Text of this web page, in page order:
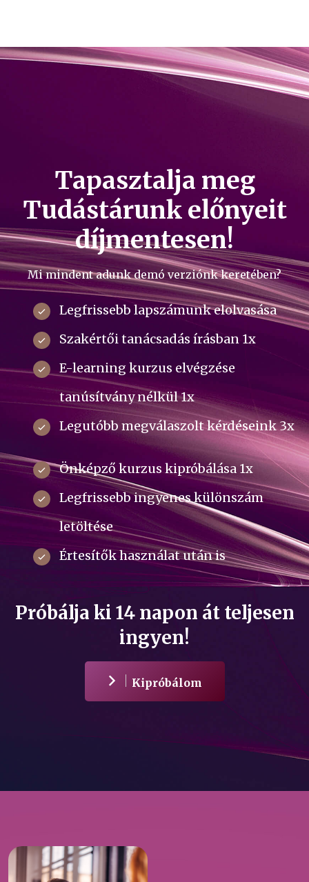
Tapasztalja meg
Tudástárunk előnyeit
díjmentesen!
Mi mindent adunk demó verziónk keretében?
Legfrissebb lapszámunk elolvasása
Szakértői tanácsadás írásban 1x
E-learning kurzus elvégzése
tanúsítvány nélkül 1x
Legutóbb megválaszolt kérdéseink 3x
Önképző kurzus kipróbálása 1x
Legfrissebb ingyenes különszám
letöltése
Értesítők használat után is
Próbálja ki 14 napon át teljesen
ingyen!
Kipróbálom